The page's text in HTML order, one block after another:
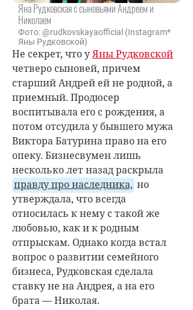
Яна Рудковская с сыновьями Андреем и
Николаем
Фото: @rudkovskayaofficial (Instagram*
Яны Рудковской)
Не секрет, что уЯны Рудковской
четверо сыновей, причем
старший Андрей ей не родной, а
приемный. Продюсер
воспитывала его с рождения, а
потом отсудила у бывшего мужа
Виктора Батурина право на его
опеку. Бизнесвумен лишь
несколько лет назад раскрыла
правду про наследника, но
утверждала, что всегда
относилась к нему с такой же
любовью, как и к родным
отпрыскам. Однако когда встал
вопрос о развитии семейного
бизнеса, Рудковская сделала
ставку не на Андрея, а на его
брата — Николая.